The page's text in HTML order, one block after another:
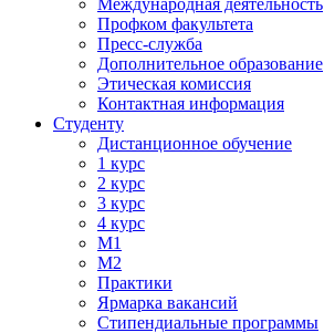
Международная деятельность
Профком факультета
Пресс-служба
Дополнительное образование
Этическая комиссия
Контактная информация
Студенту
Дистанционное обучение
1 курс
2 курс
3 курс
4 курс
М1
М2
Практики
Ярмарка вакансий
Стипендиальные программы